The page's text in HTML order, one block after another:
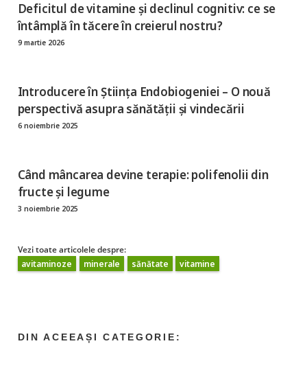
Deficitul de vitamine și declinul cognitiv: ce se
întâmplă în tăcere în creierul nostru?
9 martie 2026
Introducere în Știința Endobiogeniei – O nouă
perspectivă asupra sănătății și vindecării
6 noiembrie 2025
Când mâncarea devine terapie: polifenolii din
fructe și legume
3 noiembrie 2025
Vezi toate articolele despre:
avitaminoze
minerale sănătate vitamine